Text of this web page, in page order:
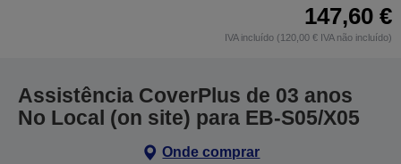
147,60 €
IVA incluído (120,00 € IVA não incluído)
Assistência CoverPlus de 03 anos
No Local (on site) para EB-S05/X05
Onde comprar